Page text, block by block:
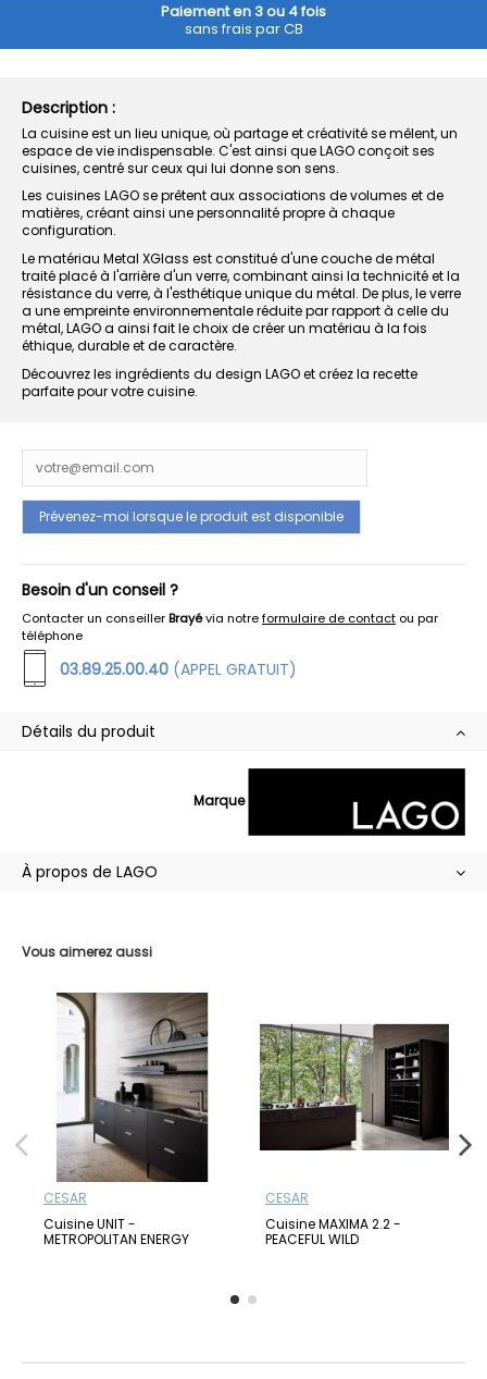
Paiement en 3 ou 4 fois
sans frais par CB
Description :
La cuisine est un lieu unique, où partage et créativité se mêlent, un
espace de vie indispensable. C'est ainsi que LAGO conçoit ses
cuisines, centré sur ceux qui lui donne son sens.
Les cuisines LAGO se prêtent aux associations de volumes et de
matières, créant ainsi une personnalité propre à chaque
configuration.
Le matériau Metal XGlass est constitué d'une couche de métal
traité placé à l'arrière d'un verre, combinant ainsi la technicité et la
résistance du verre, à l'esthétique unique du métal. De plus, le verre
a une empreinte environnementale réduite par rapport à celle du
métal, LAGO a ainsi fait le choix de créer un matériau à la fois
éthique, durable et de caractère.
Découvrez les ingrédients du design LAGO et créez la recette
parfaite pour votre cuisine.
Besoin d'un conseil ?
Contacter un conseillerBrayévia notreformulaire de contact ou par
téléphone
03.89.25.00.40 (APPEL GRATUIT)
Vous aimerez aussi
CESAR
Cuisine UNIT -
METROPOLITAN ENERGY
CESAR
Cuisine MAXIMA 2.2 -
PEACEFUL WILD
Détails du produit
Marque
À propos de LAGO